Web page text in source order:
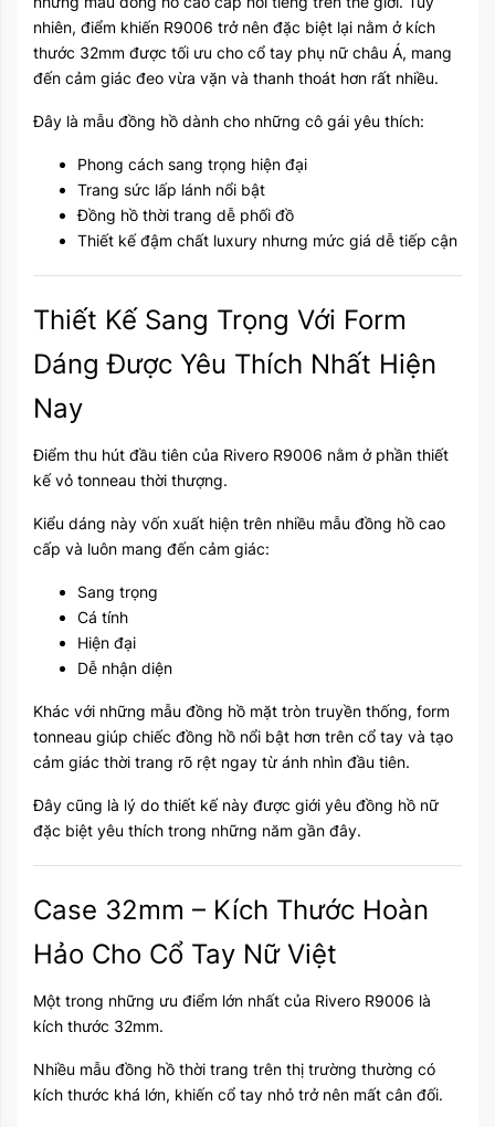
nhiên, điểm khiến R9006 trở nên đặc biệt lại nằm ở kích
thước 32mm được tối ưu cho cổ tay phụ nữ châu Á, mang
đến cảm giác đeo vừa vặn và thanh thoát hơn rất nhiều.
Đây là mẫu đồng hồ dành cho những cô gái yêu thích:
Phong cách sang trọng hiện đại
Trang sức lấp lánh nổi bật
Đồng hồ thời trang dễ phối đồ
Thiết kế đậm chất luxury nhưng mức giá dễ tiếp cận
Thiết Kế Sang Trọng Với Form
Dáng Được Yêu Thích Nhất Hiện
Nay
Điểm thu hút đầu tiên của Rivero R9006 nằm ở phần thiết
kế vỏ tonneau thời thượng.
Kiểu dáng này vốn xuất hiện trên nhiều mẫu đồng hồ cao
cấp và luôn mang đến cảm giác:
Sang trọng
Cá tính
Hiện đại
Dễ nhận diện
Khác với những mẫu đồng hồ mặt tròn truyền thống, form
tonneau giúp chiếc đồng hồ nổi bật hơn trên cổ tay và tạo
cảm giác thời trang rõ rệt ngay từ ánh nhìn đầu tiên.
Đây cũng là lý do thiết kế này được giới yêu đồng hồ nữ
đặc biệt yêu thích trong những năm gần đây.
Case 32mm – Kích Thước Hoàn
Hảo Cho Cổ Tay Nữ Việt
Một trong những ưu điểm lớn nhất của Rivero R9006 là
kích thước 32mm.
Nhiều mẫu đồng hồ thời trang trên thị trường thường có
kích thước khá lớn, khiến cổ tay nhỏ trở nên mất cân đối.